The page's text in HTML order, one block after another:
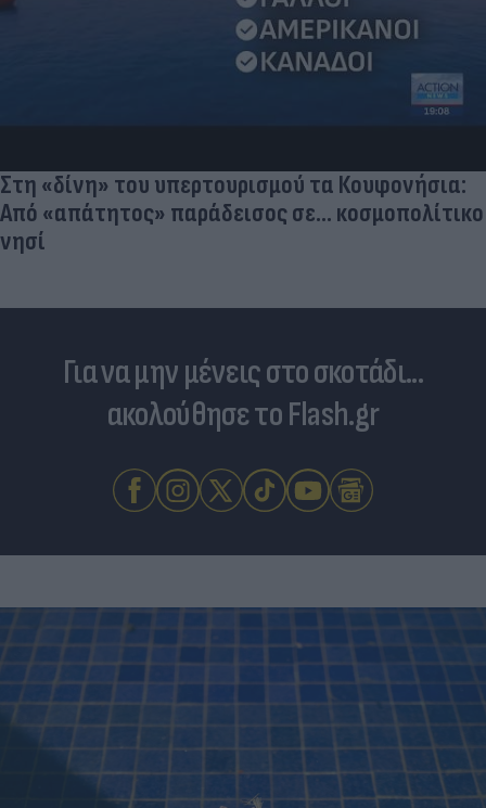
Ηλεκτρικά πατίνια: 3,5 φορές μεγαλύτερος ο
Για να μην μένεις στο σκοτάδι...
ακολούθησε το Flash.gr